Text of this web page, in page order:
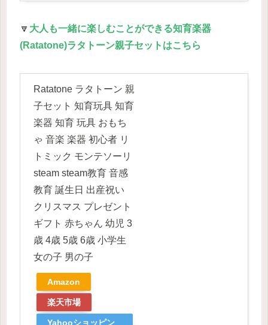
🔽 大人も一緒に楽しむことができる知育楽器
(Ratatone)ラタトーン親子セットはこちら
Ratatone ラタトーン 親
子セット 知育玩具 知育
楽器 知育 玩具 おもち
ゃ 音楽 楽器 初心者 リ
トミック モンテソーリ
steam steam教育 音感
教育 誕生日 出産祝い
クリスマス プレゼント
ギフト 赤ちゃん 幼児 3
歳 4歳 5歳 6歳 小学生
女の子 男の子
Amazon
楽天市場
Yahooショッピン